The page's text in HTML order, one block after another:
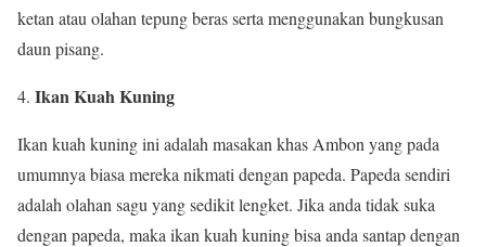
ketan atau olahan tepung beras serta menggunakan bungkusan
daun pisang.
Ikan Kuah Kuning
Ikan kuah kuning ini adalah masakan khas Ambon yang pada
umumnya biasa mereka nikmati dengan papeda. Papeda sendiri
adalah olahan sagu yang sedikit lengket. Jika anda tidak suka
dengan papeda, maka ikan kuah kuning bisa anda santap dengan